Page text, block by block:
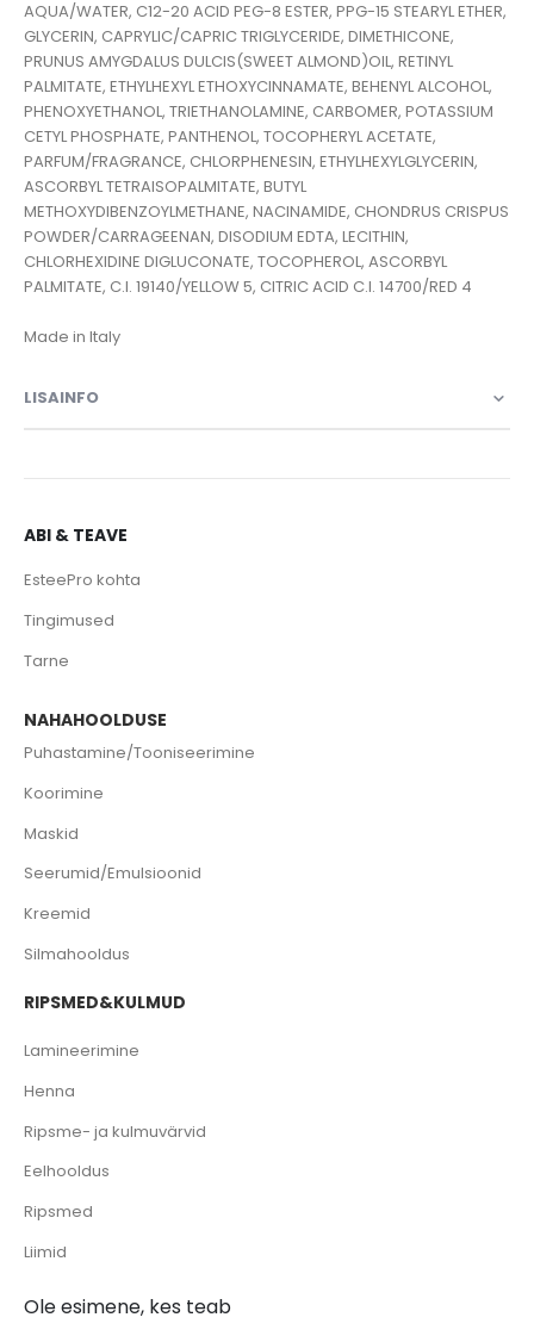
AQUA/WATER, C12-20 ACID PEG-8 ESTER, PPG-15 STEARYL ETHER,
GLYCERIN, CAPRYLIC/CAPRIC TRIGLYCERIDE, DIMETHICONE,
PRUNUS AMYGDALUS DULCIS(SWEET ALMOND)OIL, RETINYL
PALMITATE, ETHYLHEXYL ETHOXYCINNAMATE, BEHENYL ALCOHOL,
PHENOXYETHANOL, TRIETHANOLAMINE, CARBOMER, POTASSIUM
CETYL PHOSPHATE, PANTHENOL, TOCOPHERYL ACETATE,
PARFUM/FRAGRANCE, CHLORPHENESIN, ETHYLHEXYLGLYCERIN,
ASCORBYL TETRAISOPALMITATE, BUTYL
METHOXYDIBENZOYLMETHANE, NACINAMIDE, CHONDRUS CRISPUS
POWDER/CARRAGEENAN, DISODIUM EDTA, LECITHIN,
CHLORHEXIDINE DIGLUCONATE, TOCOPHEROL, ASCORBYL
PALMITATE, C.I. 19140/YELLOW 5, CITRIC ACID C.l. 14700/RED 4
LISAINFO
ABI & TEAVE
EsteePro kohta
Tingimused
Tarne
NAHAHOOLDUSE
Puhastamine/Tooniseerimine
Koorimine
Maskid
Seerumid/Emulsioonid
Kreemid
Silmahooldus
RIPSMED&KULMUD
Lamineerimine
Henna
Ripsme- ja kulmuvärvid
Eelhooldus
Ripsmed
Liimid
Ole esimene, kes teab